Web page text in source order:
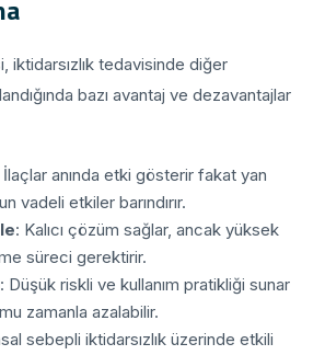
iktidarsızlık tedavisinde diğer
bazı avantaj ve dezavantajlar
İlaçlar anında etki gösterir fakat yan
vadeli etkiler barındırır.
: Kalıcı çözüm sağlar, ancak yüksek
süreci gerektirir.
: Düşük riskli ve kullanım pratikliği sunar
zamanla azalabilir.
sebepli iktidarsızlık üzerinde etkili